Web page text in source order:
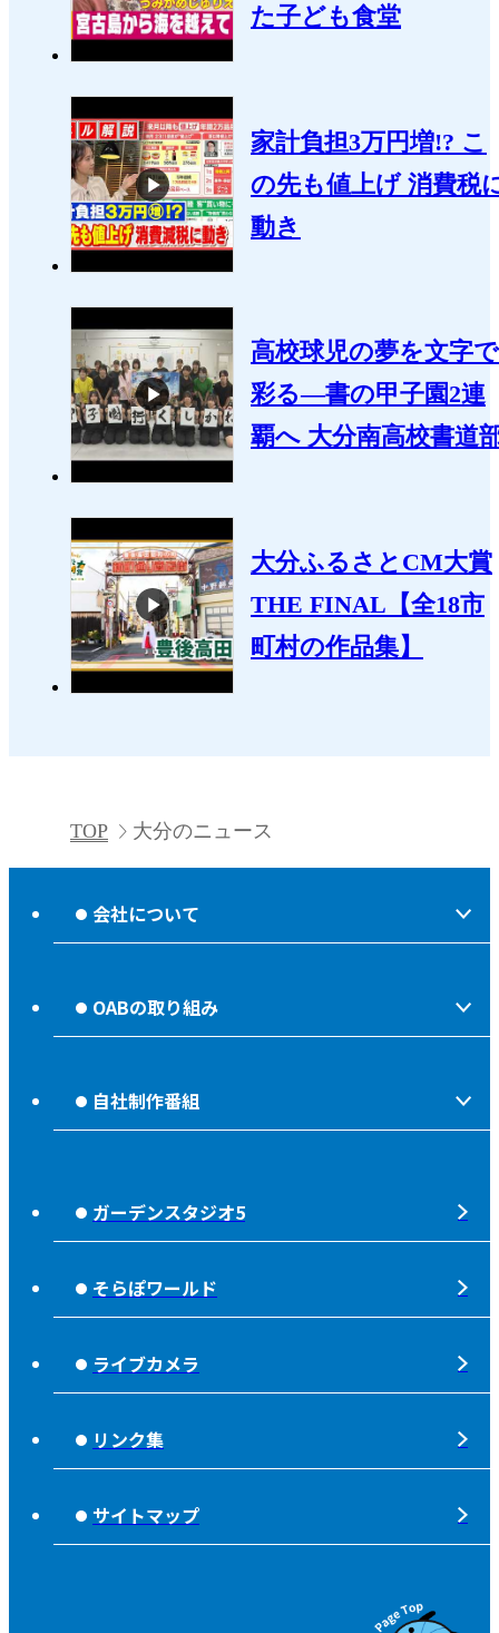
た子ども食堂
家計負担3万円増!? こ
の先も値上げ 消費税
動き
高校球児の夢を文字で
彩る―書の甲子園2連
覇へ 大分南高校書道
大分ふるさとCM大賞
THE FINAL【全18市
町村の作品集】
TOP 大分のニュース
会社について
OABからのお知らせ
リクルートページ
放送番組審議会
大分朝日放送 人権方針
青少年と放送
個人情報について
特定商取引に関する法律による表示
OABの取り組み
子ども食堂応援
宇宙(そら)
ピンクリボン
みんなでそなえーる
自社制作番組
もっと！
SOLD OUT
タウンスパイス
夜分、おじゃまします。
ガーデンスタジオ5
そらぽワールド
ライブカメラ
リンク集
サイトマップ